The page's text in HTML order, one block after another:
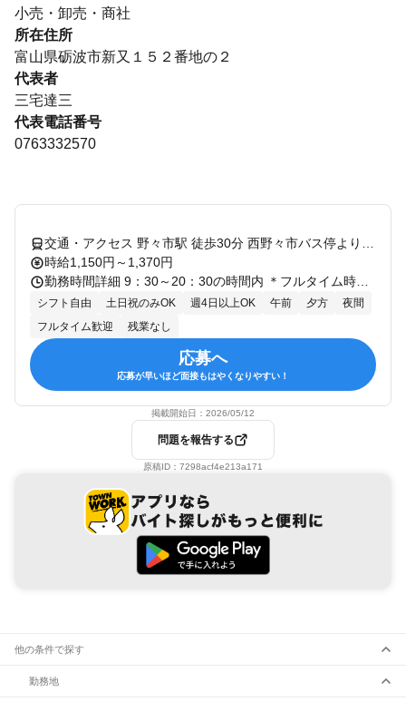
小売・卸売・商社
所在住所
富山県砺波市新又１５２番地の２
代表者
三宅達三
代表電話番号
0763332570
時給1,150円～1,370円
シフト自由 土日祝のみOK 週4日以上OK 午前 夕方
夜間
フルタイム歓迎
残業なし
応募へ
応募が早いほど面接もはやくなりやすい！
掲載開始日： 2026/05/12
問題を報告する
原稿ID： 7298acf4e213a171
他の条件で探す
勤務地